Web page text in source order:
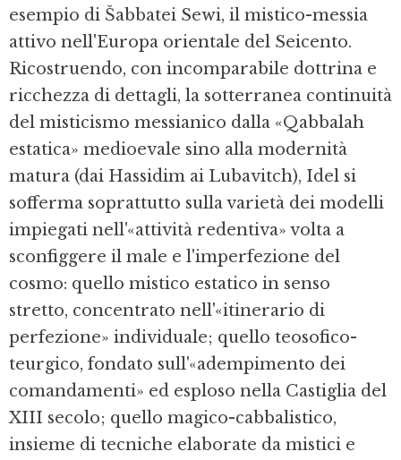
esempio di Šabbatei Sewi, il mistico-messia
attivo nell'Europa orientale del Seicento.
Ricostruendo, con incomparabile dottrina e
ricchezza di dettagli, la sotterranea continuità
del misticismo messianico dalla «Qabbalah
estatica» medioevale sino alla modernità
matura (dai Hassidim ai Lubavitch), Idel si
sofferma soprattutto sulla varietà dei modelli
impiegati nell'«attività redentiva» volta a
sconfiggere il male e l'imperfezione del
cosmo: quello mistico estatico in senso
stretto, concentrato nell'«itinerario di
perfezione» individuale; quello teosofico-
teurgico, fondato sull'«adempimento dei
comandamenti» ed esploso nella Castiglia del
XIII secolo; quello magico-cabbalistico,
insieme di tecniche elaborate da mistici e